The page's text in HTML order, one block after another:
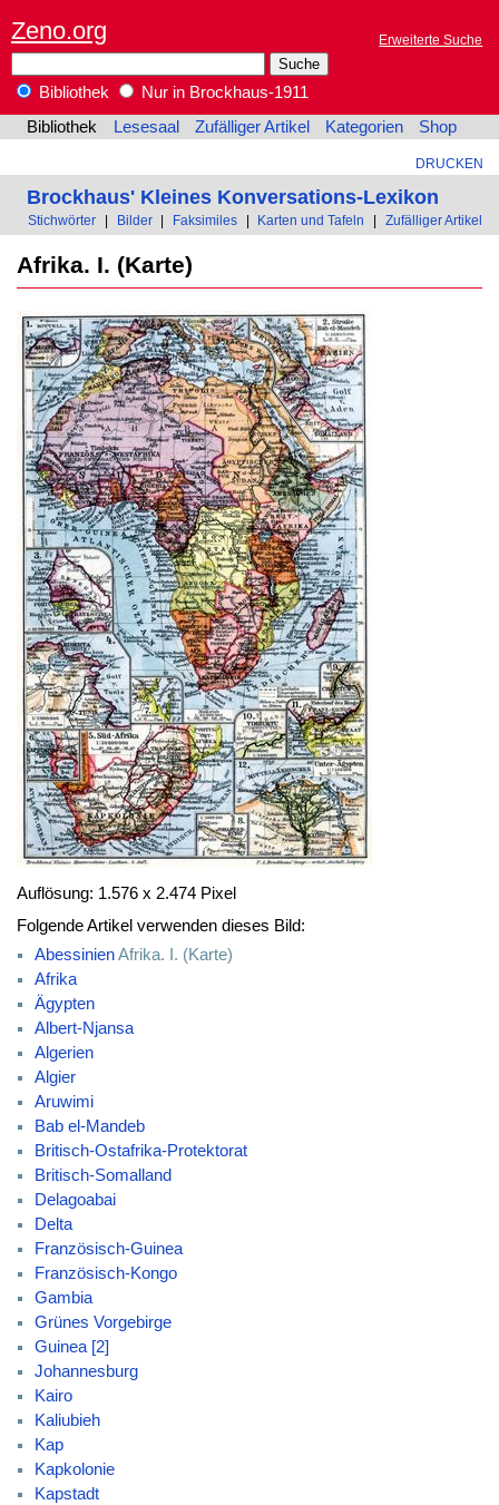
Zeno.org Erweiterte Suche
Bibliothek
Nur in Brockhaus-1911
Bibliothek
Lesesaal Zufälliger Artikel Kategorien Shop
DRUCKEN
Brockhaus' Kleines Konversations-Lexikon
Stichwörter Bilder Faksimiles Karten und Tafeln Zufälliger Artikel
Afrika. I. (Karte)
Auflösung: 1.576 x 2.474 Pixel
Folgende Artikel verwenden dieses Bild:
Abessinien Afrika. I. (Karte)
Afrika
Ägypten
Albert-Njansa
Algerien
Algier
Aruwimi
Bab el-Mandeb
Britisch-Ostafrika-Protektorat
Britisch-Somalland
Delagoabai
Delta
Französisch-Guinea
Französisch-Kongo
Gambia
Grünes Vorgebirge
Guinea [2]
Johannesburg
Kairo
Kaliubieh
Kap
Kapkolonie
Kapstadt